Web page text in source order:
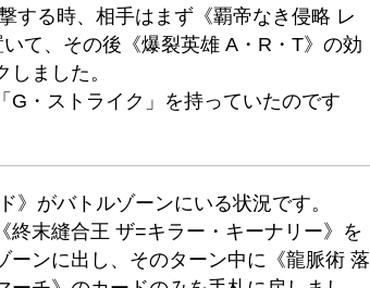
する時、相手はまず《覇帝なき侵略 レ
て、その後《爆裂英雄 A・R・T》の効
ました。
G・ストライク」を持っていたのです
》がバトルゾーンにいる状況です。
終末縫合王 ザ=キラー・キーナリー》を
ーンに出し、そのターン中に《龍脈術 落